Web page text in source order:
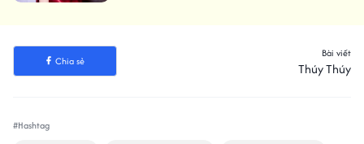
Chia sẻ
Bài viết
Thúy Thúy
#Hashtag